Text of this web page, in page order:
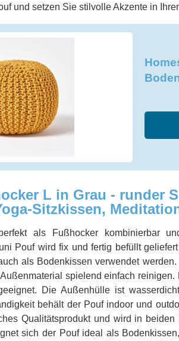
und setzen Sie stilvolle Akzente in
L in Grau - runder
Sitzkissen,
als Fußhocker kombinierbar
Pouf wird fix und fertig befüllt
als Bodenkissen verwendet
spielend einfach
Die Außenhülle ist
behält der Pouf indoor und
Qualitätsprodukt und wird in
sich der Pouf ideal als